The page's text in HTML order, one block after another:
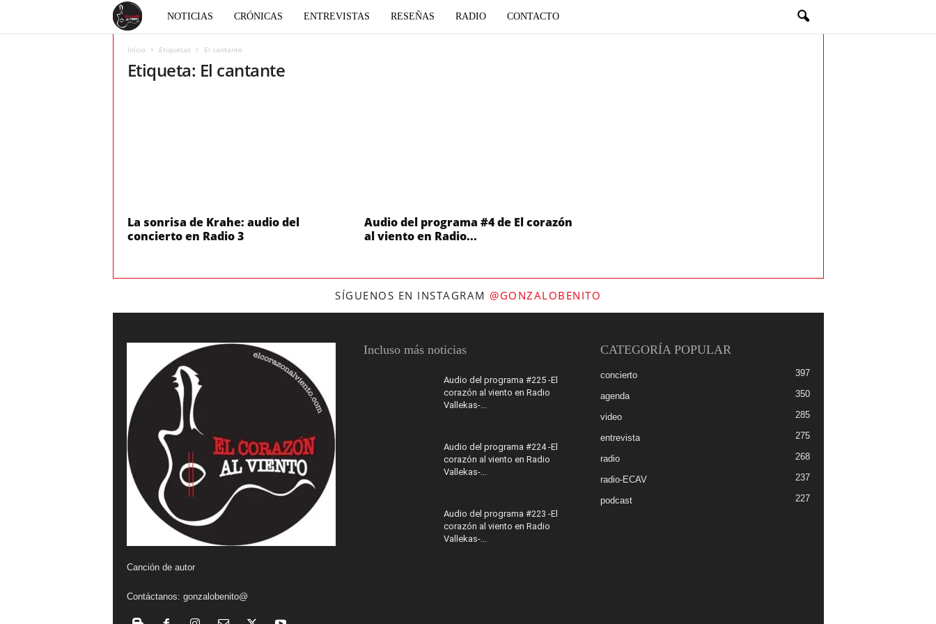
n
t
NOTICIAS CRÓNICAS ENTREVISTAS RESEÑAS RADIO CONTACTO
Inicio Etiquetas El cantante
Etiqueta: El cantante
La sonrisa de Krahe: audio del
concierto en Radio 3
Audio del programa #4 de El corazón
al viento en Radio...
SÍGUENOS EN INSTAGRAM @GONZALOBENITO
Canción de autor
Contáctanos: gonzalobenito@
Incluso más noticias
Audio del programa #225 -El
corazón al viento en Radio
Vallekas-...
Audio del programa #224 -El
corazón al viento en Radio
Vallekas-...
Audio del programa #223 -El
corazón al viento en Radio
Vallekas-...
CATEGORÍA POPULAR
concierto 397
agenda 350
video 285
entrevista 275
radio 268
radio-ECAV 237
podcast 227